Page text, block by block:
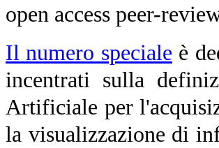
open access peer-
Il numero speciale è
incentrati sulla
Artificiale per
la visualizzazione di